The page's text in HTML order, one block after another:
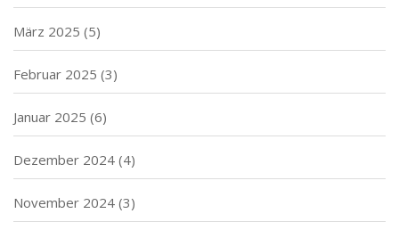
März 2025 (5)
Februar 2025 (3)
Januar 2025 (6)
Dezember 2024 (4)
November 2024 (3)